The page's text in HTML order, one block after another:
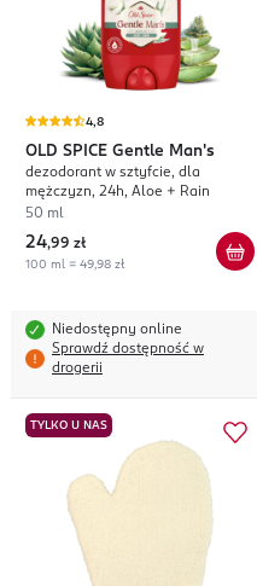
4,8
OLD SPICE Gentle Man's
dezodorant w sztyfcie, dla
mężczyzn, 24h, Aloe + Rain
50 ml
24,99 zł
100 ml = 49,98 zł
Niedostępny online
Sprawdź dostępność w
drogerii
TYLKO U NAS